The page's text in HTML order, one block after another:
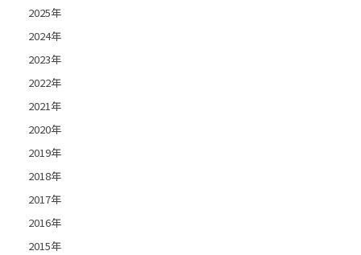
2025年
2024年
2023年
2022年
2021年
2020年
2019年
2018年
2017年
2016年
2015年